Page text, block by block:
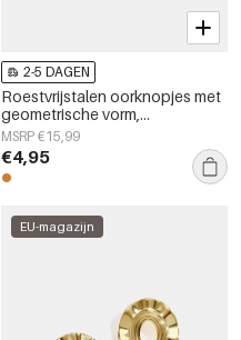
2-5 DAGEN
Roestvrijstalen oorknopjes met
geometrische vorm,
eenvoudige, alledaagse serie,
damessieraden
MSRP €15,99
€4,95
EU-magazijn